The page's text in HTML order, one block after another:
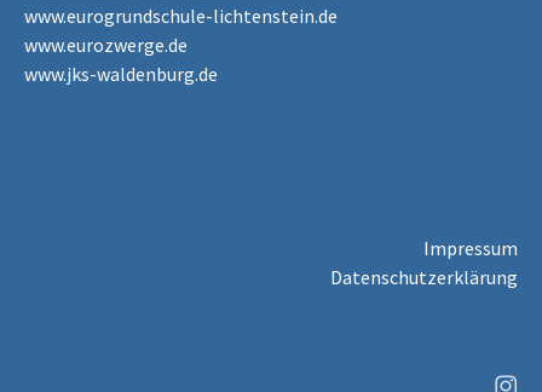
www.eurogrundschule-lichtenstein.de
www.eurozwerge.de
www.jks-waldenburg.de
Impressum
Datenschutzerklärung